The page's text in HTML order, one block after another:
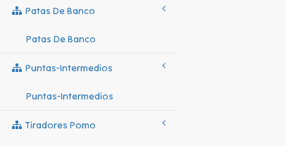
Patas De Banco
Patas De Banco
Puntas-Intermedios
Puntas-Intermedios
Tiradores Pomo